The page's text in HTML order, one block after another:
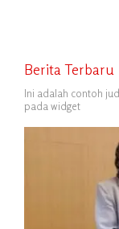
Berita Terbaru
Ini adalah contoh
pada widget